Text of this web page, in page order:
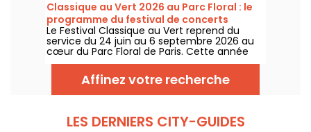
septembre 2026 !
Classique au Vert 2026 au Parc Floral : le
programme du festival de concerts
gratuits
Le Festival Classique au Vert reprend du
service du 24 juin au 6 septembre 2026 au
cœur du Parc Floral de Paris. Cette année
encore, Classique au Vert invite les
mélomanes et les néophytes à prendre du
bon tempo et du beau temps auprès
d’artistes reconnus et en devenir.
Affinez votre recherche
LES DERNIERS CITY-GUIDES